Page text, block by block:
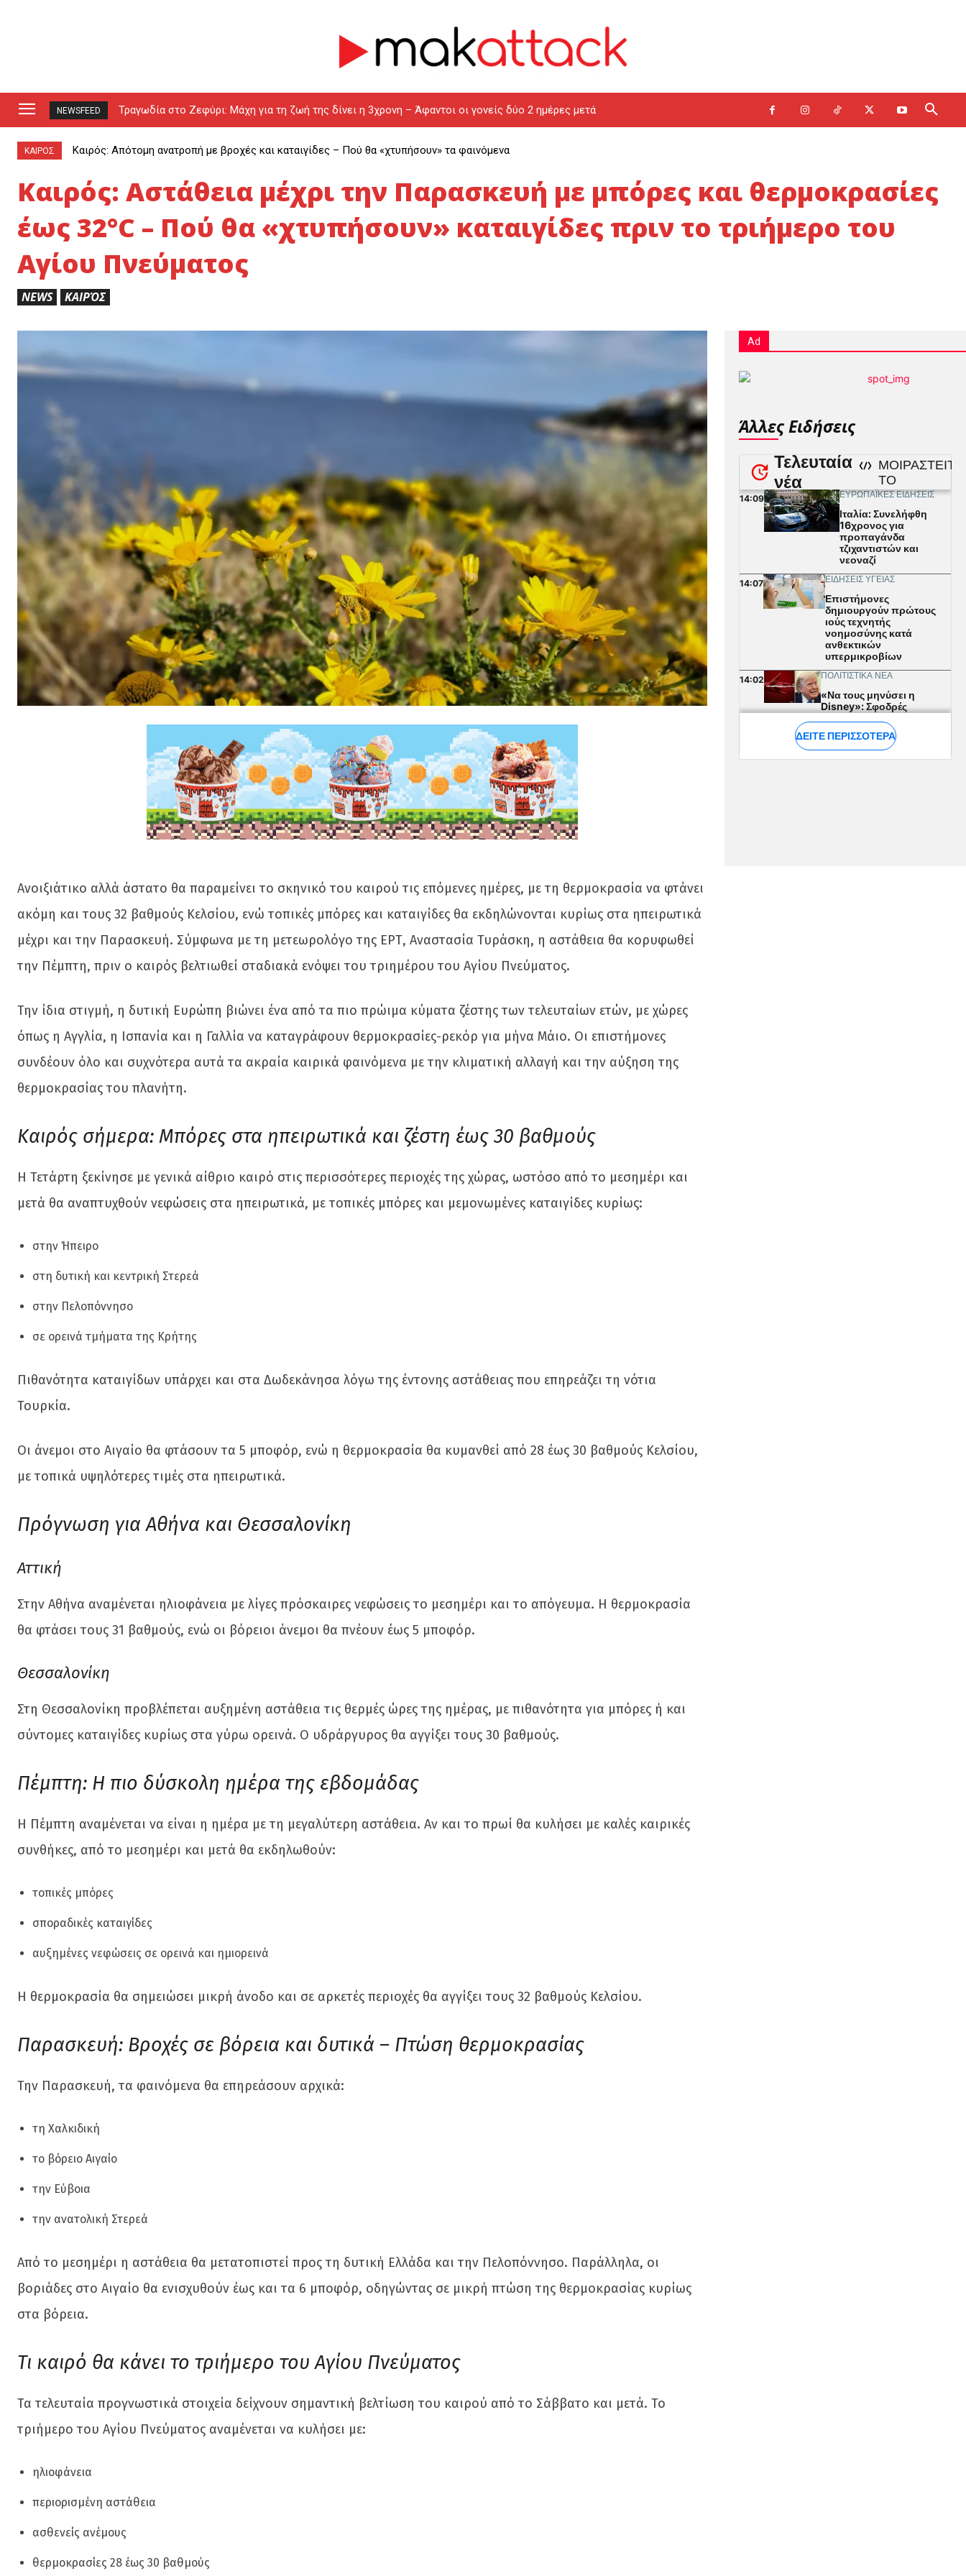
NEWSFEED Τραγωδία στο Ζεφύρι: Μάχη για τη ζωή της δίνει η 3χρονη – Άφαντοι οι γονείς δύο 2 ημέρες μετά
ΚΑΙΡΟΣ Καιρός: Απότομη ανατροπή με βροχές και καταιγίδες – Πού θα «χτυπήσουν» τα φαινόμενα
Καιρός: Αστάθεια μέχρι την Παρασκευή με μπόρες και θερμοκρασίες
έως 32°C – Πού θα «χτυπήσουν» καταιγίδες πριν το τριήμερο του
Αγίου Πνεύματος
NEWS ΚΑΙΡΌΣ
Ανοιξιάτικο αλλά άστατο θα παραμείνει το σκηνικό του καιρού τις επόμενες ημέρες, με τη θερμοκρασία να φτάνει
ακόμη και τους 32 βαθμούς Κελσίου, ενώ τοπικές μπόρες και καταιγίδες θα εκδηλώνονται κυρίως στα ηπειρωτικά
μέχρι και την Παρασκευή. Σύμφωνα με τη μετεωρολόγο της ΕΡΤ, Αναστασία Τυράσκη, η αστάθεια θα κορυφωθεί
την Πέμπτη, πριν ο καιρός βελτιωθεί σταδιακά ενόψει του τριημέρου του Αγίου Πνεύματος.
Την ίδια στιγμή, η δυτική Ευρώπη βιώνει ένα από τα πιο πρώιμα κύματα ζέστης των τελευταίων ετών, με χώρες
όπως η Αγγλία, η Ισπανία και η Γαλλία να καταγράφουν θερμοκρασίες-ρεκόρ για μήνα Μάιο. Οι επιστήμονες
συνδέουν όλο και συχνότερα αυτά τα ακραία καιρικά φαινόμενα με την κλιματική αλλαγή και την αύξηση της
θερμοκρασίας του πλανήτη.
Καιρός σήμερα: Μπόρες στα ηπειρωτικά και ζέστη έως 30 βαθμούς
Η Τετάρτη ξεκίνησε με γενικά αίθριο καιρό στις περισσότερες περιοχές της χώρας, ωστόσο από το μεσημέρι και
μετά θα αναπτυχθούν νεφώσεις στα ηπειρωτικά, με τοπικές μπόρες και μεμονωμένες καταιγίδες κυρίως:
στην Ήπειρο
στη δυτική και κεντρική Στερεά
στην Πελοπόννησο
σε ορεινά τμήματα της Κρήτης
Πιθανότητα καταιγίδων υπάρχει και στα Δωδεκάνησα λόγω της έντονης αστάθειας που επηρεάζει τη νότια
Τουρκία.
Οι άνεμοι στο Αιγαίο θα φτάσουν τα 5 μποφόρ, ενώ η θερμοκρασία θα κυμανθεί από 28 έως 30 βαθμούς Κελσίου,
με τοπικά υψηλότερες τιμές στα ηπειρωτικά.
Πρόγνωση για Αθήνα και Θεσσαλονίκη
Αττική
Στην Αθήνα αναμένεται ηλιοφάνεια με λίγες πρόσκαιρες νεφώσεις το μεσημέρι και το απόγευμα. Η θερμοκρασία
θα φτάσει τους 31 βαθμούς, ενώ οι βόρειοι άνεμοι θα πνέουν έως 5 μποφόρ.
Θεσσαλονίκη
Στη Θεσσαλονίκη προβλέπεται αυξημένη αστάθεια τις θερμές ώρες της ημέρας, με πιθανότητα για μπόρες ή και
σύντομες καταιγίδες κυρίως στα γύρω ορεινά. Ο υδράργυρος θα αγγίξει τους 30 βαθμούς.
Πέμπτη: Η πιο δύσκολη ημέρα της εβδομάδας
Η Πέμπτη αναμένεται να είναι η ημέρα με τη μεγαλύτερη αστάθεια. Αν και το πρωί θα κυλήσει με καλές καιρικές
συνθήκες, από το μεσημέρι και μετά θα εκδηλωθούν:
τοπικές μπόρες
σποραδικές καταιγίδες
αυξημένες νεφώσεις σε ορεινά και ημιορεινά
Η θερμοκρασία θα σημειώσει μικρή άνοδο και σε αρκετές περιοχές θα αγγίξει τους 32 βαθμούς Κελσίου.
Παρασκευή: Βροχές σε βόρεια και δυτικά – Πτώση θερμοκρασίας
Την Παρασκευή, τα φαινόμενα θα επηρεάσουν αρχικά:
τη Χαλκιδική
το βόρειο Αιγαίο
την Εύβοια
την ανατολική Στερεά
Από το μεσημέρι η αστάθεια θα μετατοπιστεί προς τη δυτική Ελλάδα και την Πελοπόννησο. Παράλληλα, οι
βοριάδες στο Αιγαίο θα ενισχυθούν έως και τα 6 μποφόρ, οδηγώντας σε μικρή πτώση της θερμοκρασίας κυρίως
στα βόρεια.
Τι καιρό θα κάνει το τριήμερο του Αγίου Πνεύματος
Τα τελευταία προγνωστικά στοιχεία δείχνουν σημαντική βελτίωση του καιρού από το Σάββατο και μετά. Το
τριήμερο του Αγίου Πνεύματος αναμένεται να κυλήσει με:
ηλιοφάνεια
περιορισμένη αστάθεια
ασθενείς ανέμους
θερμοκρασίες 28 έως 30 βαθμούς
Ad
Άλλες Ειδήσεις